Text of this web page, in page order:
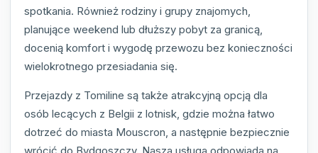
spotkania. Również rodziny i grupy znajomych,
planujące weekend lub dłuższy pobyt za granicą,
docenią komfort i wygodę przewozu bez konieczności
wielokrotnego przesiadania się.
Przejazdy z Tomiline są także atrakcyjną opcją dla
osób lecących z Belgii z lotnisk, gdzie można łatwo
dotrzeć do miasta Mouscron, a następnie bezpiecznie